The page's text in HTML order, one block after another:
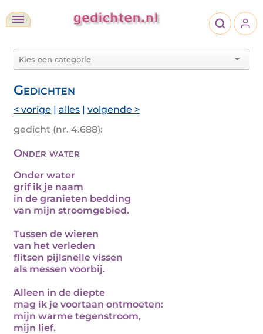
Gedichten
< vorige | alles | volgende >
gedicht (nr. 4.688):
Onder water
Onder water
grif ik je naam
in de granieten bedding
van mijn stroomgebied.
Tussen de wieren
van het verleden
flitsen pijlsnelle vissen
als messen voorbij.
Alleen in de diepte
mag ik je voortaan ontmoeten:
mijn warme tegenstroom,
mijn lief.